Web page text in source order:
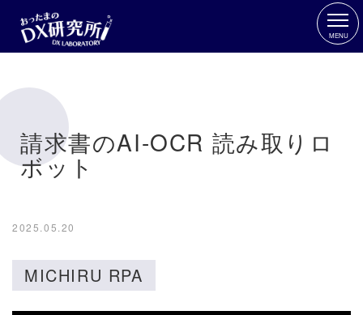
MENU
請求書のAI-OCR 読み取りロ
ボット
2025.05.20
MICHIRU RPA